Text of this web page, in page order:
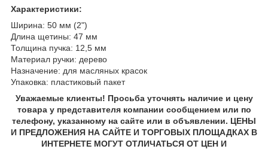
Характеристики:
Ширина: 50 мм (2")
Длина щетины: 47 мм
Толщина пучка: 12,5 мм
Материал ручки: дерево
Назначение: для масляных красок
Упаковка: пластиковый пакет
Уважаемые клиенты! Просьба уточнять наличие и цену
товара у представителя компании сообщением или по
телефону, указанному на сайте или в объявлении. ЦЕНЫ
И ПРЕДЛОЖЕНИЯ НА САЙТЕ И ТОРГОВЫХ ПЛОЩАДКАХ В
ИНТЕРНЕТЕ МОГУТ ОТЛИЧАТЬСЯ ОТ ЦЕН И